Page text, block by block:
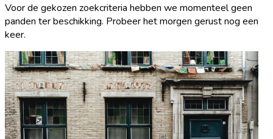
Voor de gekozen zoekcriteria hebben we momenteel geen
panden ter beschikking. Probeer het morgen gerust nog een
keer.